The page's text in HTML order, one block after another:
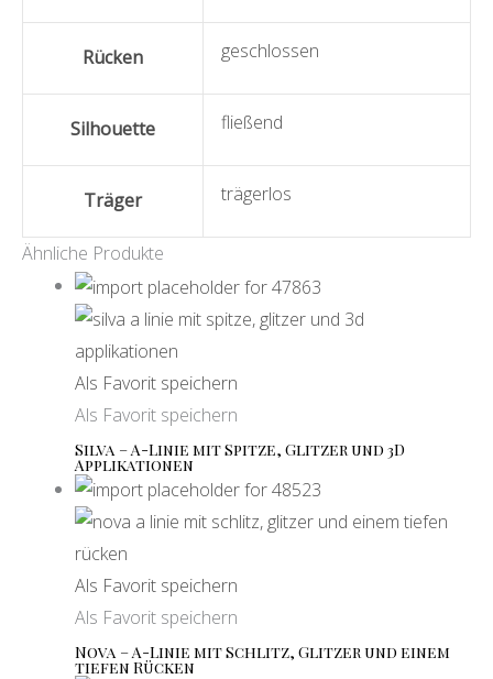
Rücken geschlossen
Silhouette fließend
Träger trägerlos
Ähnliche Produkte
Als Favorit speichern
Als Favorit speichern
Silva – A-Linie mit Spitze, Glitzer und 3D
Applikationen
Als Favorit speichern
Als Favorit speichern
Nova – A-Linie mit Schlitz, Glitzer und einem
tiefen Rücken